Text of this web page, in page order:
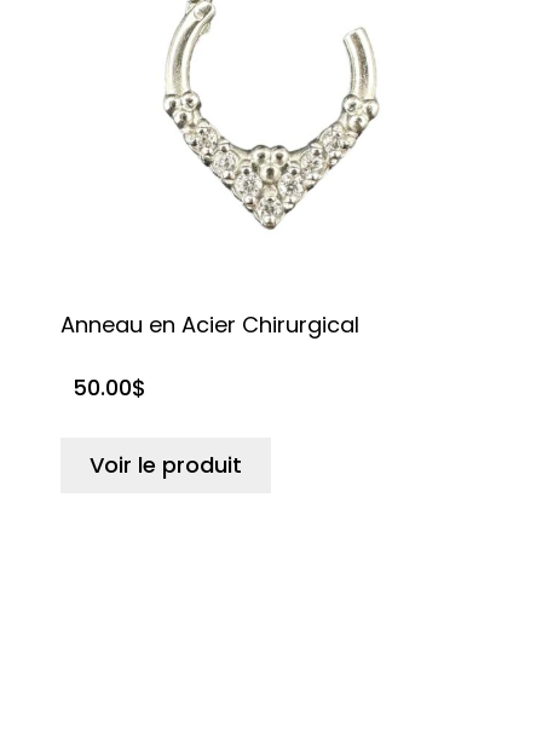
Anneau en Acier Chirurgical
50.00$
Voir le produit